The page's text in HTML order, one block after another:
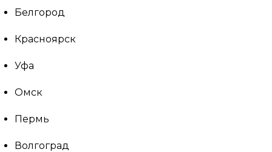
Белгород
Красноярск
Уфа
Омск
Пермь
Волгоград